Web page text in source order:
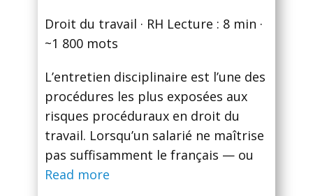
Droit du travail · RH Lecture : 8 min ·
~1 800 mots
L’entretien disciplinaire est l’une des
procédures les plus exposées aux
risques procéduraux en droit du
travail. Lorsqu’un salarié ne maîtrise
pas suffisamment le français — ou
Read more